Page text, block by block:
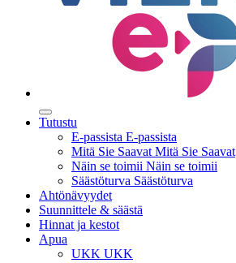
Tutustu
E-passista E-passista
Mitä Sie Saavat Mitä Sie Saavat
Näin se toimii Näin se toimii
Säästöturva Säästöturva
Ahtönävyydet
Suunnittele & säästä
Hinnat ja kestot
Apua
UKK UKK